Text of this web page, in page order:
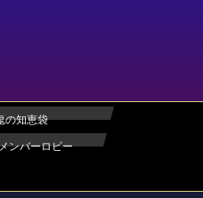
の知恵袋
ンバーロビー